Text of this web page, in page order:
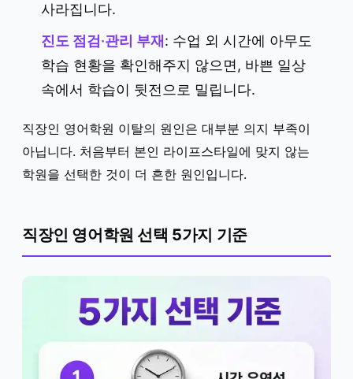
사라집니다.
진도 점검·관리 부재: 수업 외 시간에 아무도
학습 현황을 확인해주지 않으면, 바쁜 일상
속에서 학습이 뒷전으로 밀립니다.
직장인 영어학원 이탈의 원인은 대부분 의지 부족이
아닙니다. 처음부터 본인 라이프스타일에 맞지 않는
학원을 선택한 것이 더 흔한 원인입니다.
직장인 영어학원 선택 5가지 기준